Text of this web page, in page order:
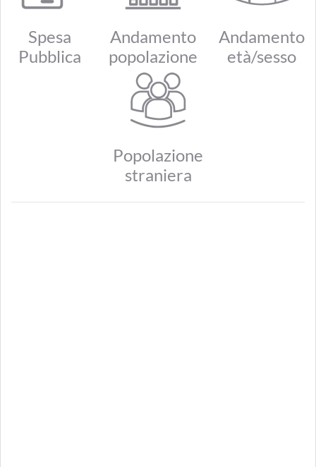
Spesa
Pubblica
Andamento
popolazione
Andamento
età/sesso
Popolazione
straniera